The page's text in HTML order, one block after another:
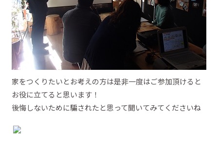
家をつくりたいとお考えの方は是非一度はご参加頂けると
お役に立てると思います！
後悔しないために騙されたと思って聞いてみてくださいね